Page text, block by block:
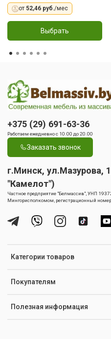
от 52,46 руб./мес
Выбрать
Категории товаров
Покупателям
Полезная информация
+375 (29) 691-63-36
Работаем ежедневно с 10.00 до 20.00
Заказать звонок
г.Минск, ул.Мазурова,
"Камелот")
Частное предприятие "Белмассив", УНП
Мингорисполкомом, регистрационный